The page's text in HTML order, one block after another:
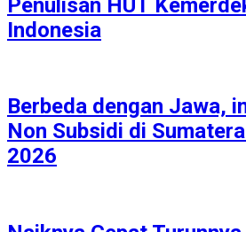
Penulisan HUT
Indonesia
Berbeda dengan Jawa,
Non Subsidi di
2026